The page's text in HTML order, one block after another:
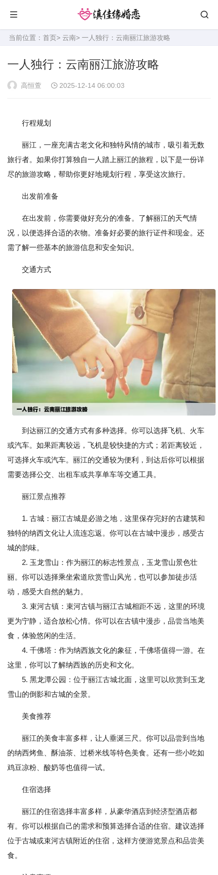
当前位置： 首页> 云南> 一人独行：云南丽江旅游攻略
一人独行：云南丽江旅游攻略
高恒萱 2025-12-14 06:00:03
行程规划
丽江，一座充满古老文化和独特风情的城市，吸引着无数
旅行者。如果你打算独自一人踏上丽江的旅程，以下是一份详
尽的旅游攻略，帮助你更好地规划行程，享受这次旅行。
出发前准备
在出发前，你需要做好充分的准备。了解丽江的天气情
况，以便选择合适的衣物。准备好必要的旅行证件和现金。还
需了解一些基本的旅游信息和安全知识。
交通方式
到达丽江的交通方式有多种选择。你可以选择飞机、火车
或汽车。如果距离较远，飞机是较快捷的方式；若距离较近，
可选择火车或汽车。丽江的交通较为便利，到达后你可以根据
需要选择公交、出租车或共享单车等交通工具。
丽江景点推荐
1. 古城：丽江古城是必游之地，这里保存完好的古建筑和
独特的纳西文化让人流连忘返。你可以在古城中漫步，感受古
城的韵味。
2. 玉龙雪山：作为丽江的标志性景点，玉龙雪山景色壮
丽。你可以选择乘坐索道欣赏雪山风光，也可以参加徒步活
动，感受大自然的魅力。
3. 束河古镇：束河古镇与丽江古城相距不远，这里的环境
更为宁静，适合放松心情。你可以在古镇中漫步，品尝当地美
食，体验悠闲的生活。
4. 千佛塔：作为纳西族文化的象征，千佛塔值得一游。在
这里，你可以了解纳西族的历史和文化。
5. 黑龙潭公园：位于丽江古城北面，这里可以欣赏到玉龙
雪山的倒影和古城的全景。
美食推荐
丽江的美食丰富多样，让人垂涎三尺。你可以品尝到当地
的纳西烤鱼、酥油茶、过桥米线等特色美食。还有一些小吃如
鸡豆凉粉、酸奶等也值得一试。
住宿选择
丽江的住宿选择丰富多样，从豪华酒店到经济型酒店都
有。你可以根据自己的需求和预算选择合适的住宿。建议选择
位于古城或束河古镇附近的住宿，这样方便游览景点和品尝美
食。